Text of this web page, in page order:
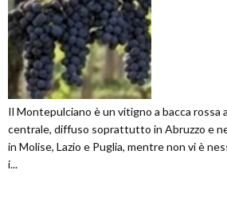
Il Montepulciano è un vitigno a bacca
centrale, diffuso soprattutto in Abruzzo e
in Molise, Lazio e Puglia, mentre non vi è
i...